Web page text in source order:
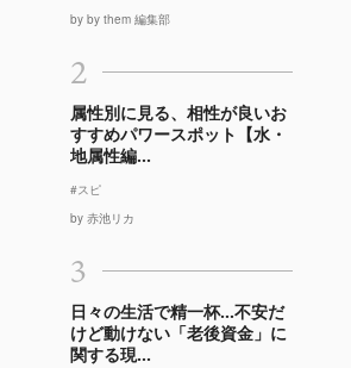
by by them 編集部
2
属性別に見る、相性が良いお
すすめパワースポット【水・
地属性編...
#スピ
by 赤池リカ
3
日々の生活で精一杯…不安だ
けど動けない「老後資金」に
関する現...